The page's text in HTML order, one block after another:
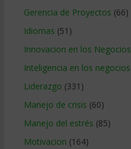
Gerencia de Proyectos (66)
Idiomas (51)
Innovacion en los Negocios
Inteligencia en los negocios
Liderazgo (331)
Manejo de crisis (60)
Manejo del estrés (85)
Motivacion (164)